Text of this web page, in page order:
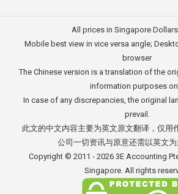
All prices in Singapore
Mobile best view in vice versa angle;
browser
The Chinese version is a translation of the
information purposes
In case of any discrepancies, the original
prevail.
此文的中文内容主要为英文原文翻译，仅用
公司一切资讯与原意还需以英文为
Copyright © 2011 - 2026 3E Accounting
Singapore. All rights